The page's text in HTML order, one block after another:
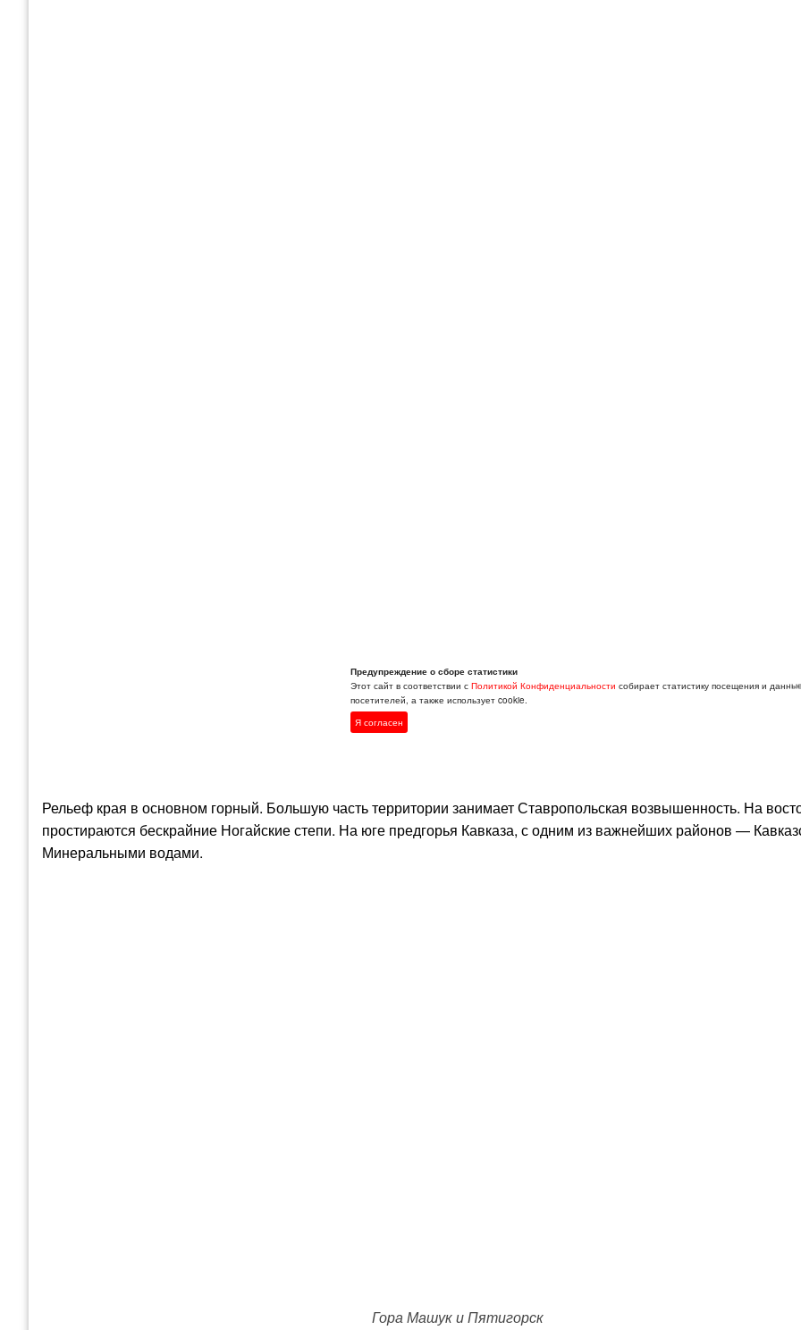
Рельеф края в основном горный. Большую часть территории занимает Ставропольская возвышенность. На
простираются бескрайние Ногайские степи. На юге предгорья Кавказа, с одним из важнейших районов —
Минеральными водами.
Гора Машук и Пятигорск
Предупреждение о сборе статистики
Этот сайт в соответствии с Политикой Конфиденциальности собирает статистику посещения и
посетителей, а также использует cookie.
Я согласен